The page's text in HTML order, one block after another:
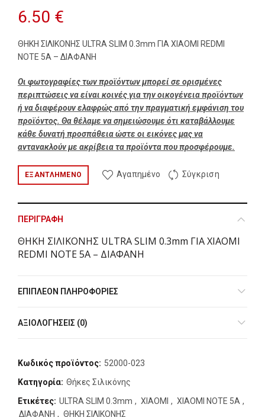
6.50 €
ΘΗΚΗ ΣΙΛΙΚΟΝΗΣ ULTRA SLIM 0.3mm ΓΙΑ XIAOMI REDMI
NOTE 5A – ΔΙΑΦΑΝH
Οι φωτογραφίες των προϊόντων μπορεί σε ορισμένες
περιπτώσεις να είναι κοινές για την οικογένεια προϊόντων
ή να διαφέρουν ελαφρώς από την πραγματική εμφάνιση του
προϊόντος. Θα θέλαμε να σημειώσουμε ότι καταβάλλουμε
κάθε δυνατή προσπάθεια ώστε οι εικόνες μας να
αντανακλούν με ακρίβεια τα προϊόντα που προσφέρουμε.
ΕΞΑΝΤΛΗΜΈΝΟ Αγαπημένο Σύγκριση
ΠΕΡΙΓΡΑΦΉ
ΘΗΚΗ ΣΙΛΙΚΟΝΗΣ ULTRA SLIM 0.3mm ΓΙΑ XIAOMI
REDMI NOTE 5A – ΔΙΑΦΑΝH
ΕΠΙΠΛΈΟΝ ΠΛΗΡΟΦΟΡΊΕΣ
ΑΞΙΟΛΟΓΉΣΕΙΣ (0)
Κωδικός προϊόντος: 52000-023
Κατηγορία: Θήκες Σιλικόνης
Ετικέτες: ULTRA SLIM 0.3mm , XIAOMI , XIAOMI NOTE 5A ,
ΔΙΑΦΑΝΗ , ΘΗΚΗ ΣΙΛΙΚΟΝΗΣ